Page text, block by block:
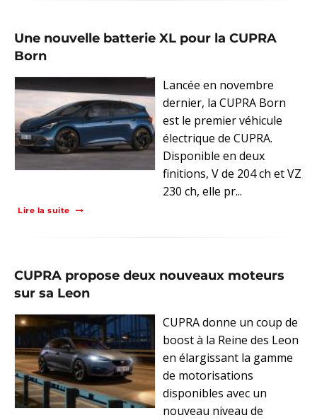
Une nouvelle batterie XL pour la CUPRA
Born
Lancée en novembre
dernier, la CUPRA Born
est le premier véhicule
électrique de CUPRA.
Disponible en deux
finitions, V de 204 ch et VZ
230 ch, elle pr...
Lire la suite
CUPRA propose deux nouveaux moteurs
sur sa Leon
CUPRA donne un coup de
boost à la Reine des Leon
en élargissant la gamme
de motorisations
disponibles avec un
nouveau niveau de